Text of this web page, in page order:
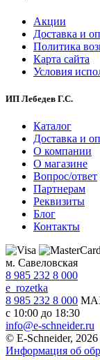
Акции
Доставка и
Политика
Карта сайта
Условия
ИП Лебедев Г.С.
Каталог
Доставка и
О компании
О магазине
Вопрос/ответ
Партнерам
Реквизиты
Блог
Контакты
м. Савеловская
8 985 232 8 000
e_rozetka
8 985 232 8 000
с 10:00 до 18:30
info@e-schneider.ru
© E-Schneider, 2026
Информация об